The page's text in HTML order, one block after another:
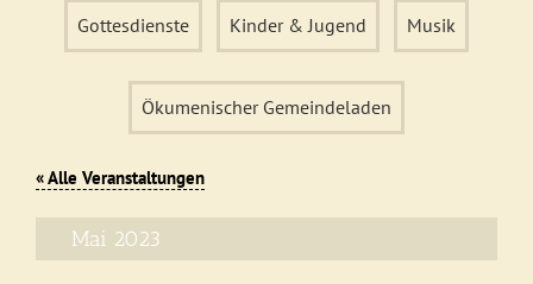
Gottesdienste Kinder & Jugend Musik
Ökumenischer Gemeindeladen
« Alle Veranstaltungen
Mai 2023